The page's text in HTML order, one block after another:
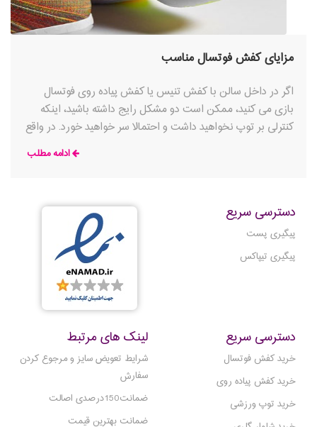
مزایای کفش فوتسال مناسب
اگر در داخل سالن با کفش تنیس یا کفش پیاده روی فوتسال
بازی می کنید، ممکن است دو مشکل رایج داشته باشید، اینکه
کنترلی بر توپ نخواهید داشت و احتمالا سر خواهید خورد. در واقع
ظاهر کفش های فوتسال شبیه کفش هایی هستند که برای بازی
تنیس استفاده می شوند، با این حال تفاوت این است که آنها با
را شروع کنید، اصلی ترین چیزی که به آن نیاز دارید یک جفت
کفش فوتسال مناسب است.
ادامه مطلب
دسترسی سریع
پیگیری پست
پیگیری تیپاکس
لینک های مرتبط
شرایط تعویض سایز و مرجوع کردن
سفارش
ضمانت150درصدی اصالت
ضمانت بهترین قیمت
دسترسی سریع
خرید کفش فوتسال
خرید کفش پیاده روی
خرید توپ ورزشی